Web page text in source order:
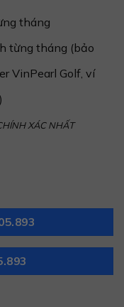
tháng
từng tháng (bảo
VinPearl Golf, ví
XÁC NHẤT